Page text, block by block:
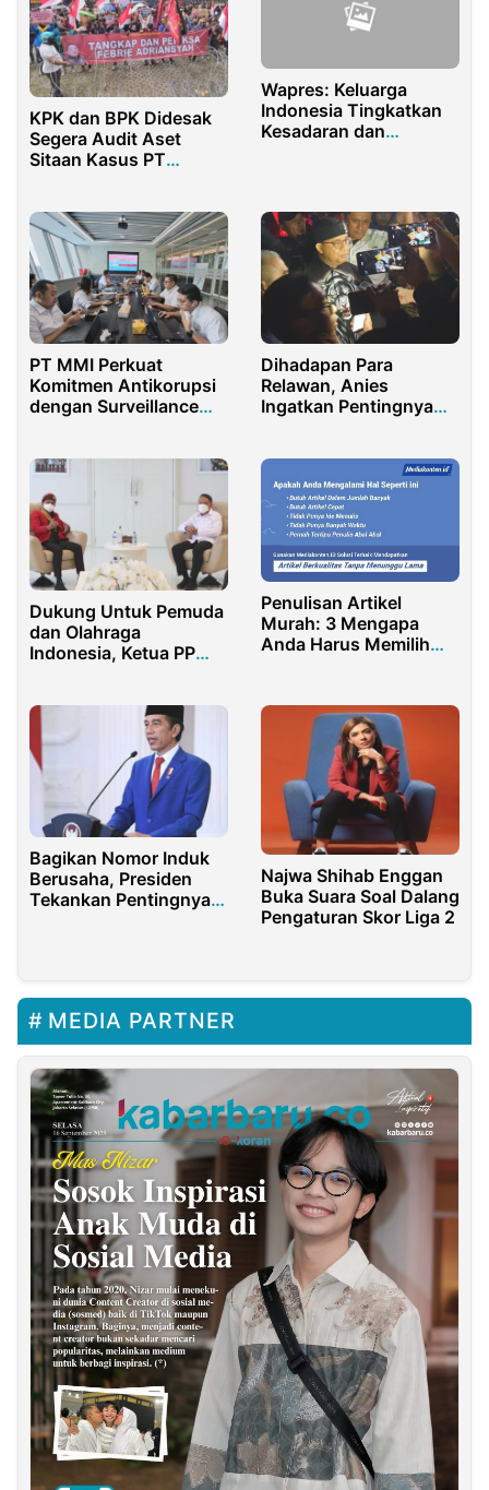
KPK dan BPK Didesak
Segera Audit Aset
Sitaan Kasus PT
Wapres: Keluarga
Indonesia Tingkatkan
Kesadaran dan
PT MMI Perkuat
Komitmen Antikorupsi
dengan Surveillance
Dihadapan Para
Relawan, Anies
Ingatkan Pentingnya
Dukung Untuk Pemuda
dan Olahraga
Indonesia, Ketua PP
Penulisan Artikel
Murah: 3 Mengapa
Anda Harus Memilih
Bagikan Nomor Induk
Berusaha, Presiden
Tekankan Pentingnya
Najwa Shihab Enggan
Buka Suara Soal Dalang
Pengaturan Skor Liga 2
MEDIA PARTNER